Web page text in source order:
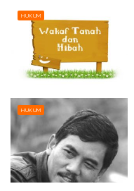
HUKUM
HUKUM